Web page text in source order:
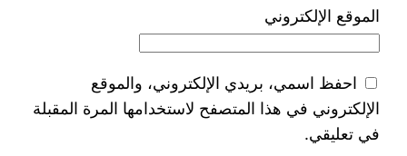
الموقع الإلكتروني
احفظ اسمي، بريدي الإلكتروني، والموقع
الإلكتروني في هذا المتصفح لاستخدامها المرة المقبلة
في تعليقي.